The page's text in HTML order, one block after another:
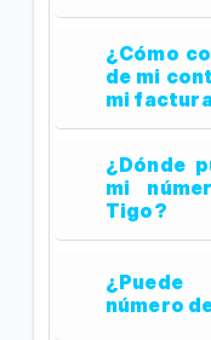
¿Cómo
de mi
mi
¿Dónde
mi
Tigo?
número